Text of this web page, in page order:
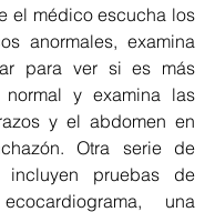
el médico escucha los
anormales, examina
para ver si es más
y examina las
y el abdomen en
Otra serie de
incluyen pruebas de
una